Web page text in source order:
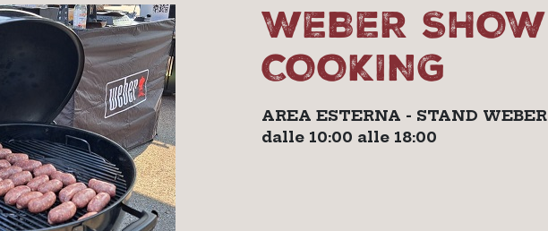
WEBER SHOW
COOKING
AREA ESTERNA - STAND WEBER
dalle 10:00 alle 18:00